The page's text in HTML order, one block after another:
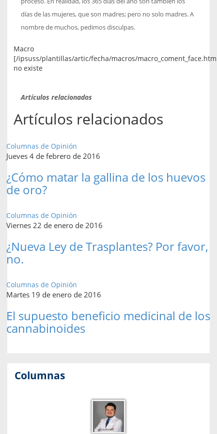
días de las mujeres, que son madres; pero no solo madres. A
nombre de muchos, pedimos disculpas.
Macro
[/ipsuss/plantillas/artic/fecha/macros/
no existe
Artículos relacionados
Artículos relacionados
Columnas de Opinión
Jueves 4 de febrero de 2016
¿Cómo matar la gallina de los huevos
de oro?
Columnas de Opinión
Viernes 22 de enero de 2016
¿Nueva Ley de Trasplantes? Por favor,
no.
Columnas de Opinión
Martes 19 de enero de 2016
El supuesto beneficio medicinal de los
cannabinoides
Columnas